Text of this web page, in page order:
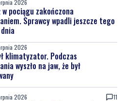
2026
klimatyzator. Podczas
wyszło na jaw, że był
2026
w Polsce przekroczyła